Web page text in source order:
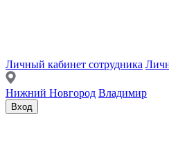
Личный кабинет сотрудника
Нижний Новгород Владимир
Вход